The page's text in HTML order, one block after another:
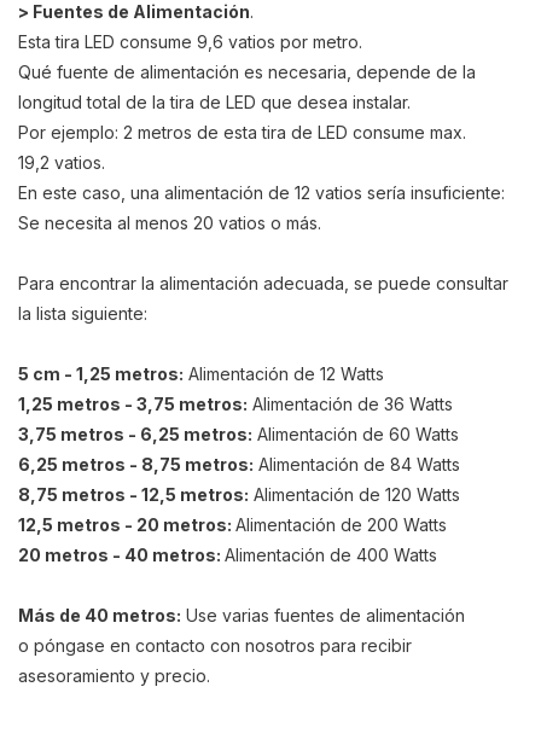
> Fuentes de Alimentación.
Esta tira LED consume 9,6 vatios por metro.
Qué fuente de alimentación es necesaria , depende de la
longitud total de la tira de LED que desea instalar.
Por ejemplo: 2 metros de esta tira de LED consume max.
19,2 vatios.
En este caso, una alimentación de 12 vatios sería insuficiente:
Se necesita al menos 20 vatios o más.
Para encontrar la alimentación adecuada, se puede consultar
la lista siguiente:
5 cm - 1,25 metros: Alimentación de 12 Watts
1,25 metros - 3,75 metros: Alimentación de 36 Watts
3,75 metros - 6,25 metros: Alimentación de 60 Watts
6,25 metros - 8,75 metros: Alimentación de 84 Watts
8,75 metros - 12,5 metros: Alimentación de 120 Watts
12,5 metros - 20 metros: Alimentación de 200 Watts
20 metros - 40 metros: Alimentación de 400 Watts
Más de 40 metros: Use varias fuentes de alimentación
o póngase en contacto con nosotros para recibir
asesoramiento y precio.